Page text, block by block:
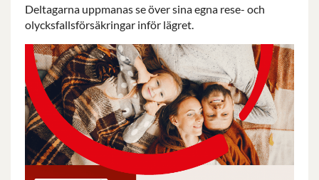
Deltagarna uppmanas se över sina egna rese- och
olycksfallsförsäkringar inför lägret.